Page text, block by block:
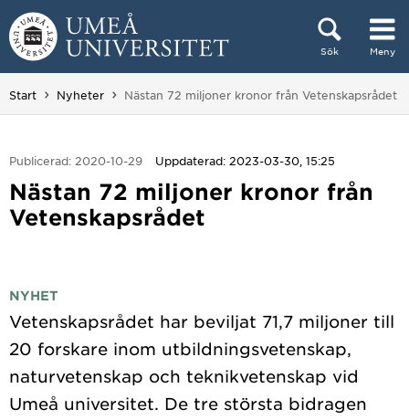
Hoppa direkt till innehållet
Sök Meny
Huvudmenyn dold.
Start Nyheter Du är här:
Nästan 72 miljoner kronor från Vetenskapsrådet
Publicerad: 2020-10-29 Uppdaterad: 2023-03-30, 15:25
Nästan 72 miljoner kronor från
Vetenskapsrådet
NYHET
Vetenskapsrådet har beviljat 71,7 miljoner till
20 forskare inom utbildningsvetenskap,
naturvetenskap och teknikvetenskap vid
Umeå universitet. De tre största bidragen